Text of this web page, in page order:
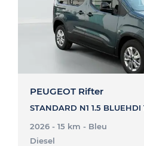
PEUGEOT Rifter
2026 - 15 km - Bleu
Diesel